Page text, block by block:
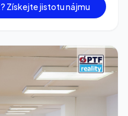
Získejte jistotu nájmu